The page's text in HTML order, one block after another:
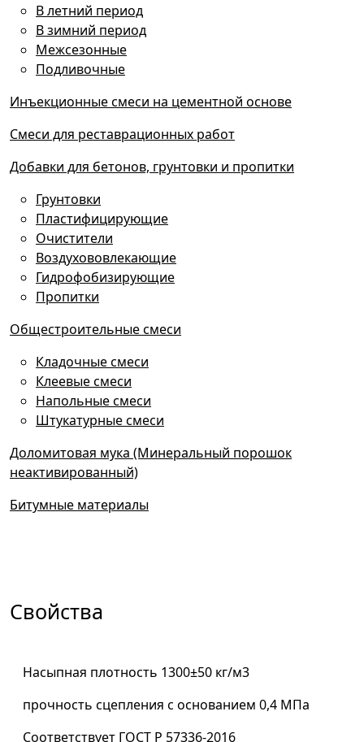
В летний период
В зимний период
Межсезонные
Подливочные
Инъекционные смеси на цементной основе
Смеси для реставрационных работ
Добавки для бетонов, грунтовки и пропитки
Грунтовки
Пластифицирующие
Очистители
Воздухововлекающие
Гидрофобизирующие
Пропитки
Общестроительные смеси
Кладочные смеси
Клеевые смеси
Напольные смеси
Штукатурные смеси
Доломитовая мука (Минеральный порошок
неактивированный)
Битумные материалы
Свойства
Насыпная плотность 1300±50 кг/м3
прочность сцепления с основанием 0,4 МПа
Соответствует ГОСТ Р 57336-2016